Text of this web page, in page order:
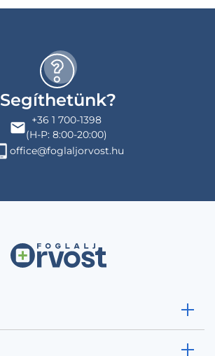
Segíthetünk?
+36 1 700-1398
(H-P: 8:00-20:00)
office@foglaljorvost.hu